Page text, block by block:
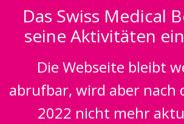
Das Swiss Medical
seine Aktivitäten
Die Webseite bleibt
abrufbar, wird aber nach
2022 nicht mehr